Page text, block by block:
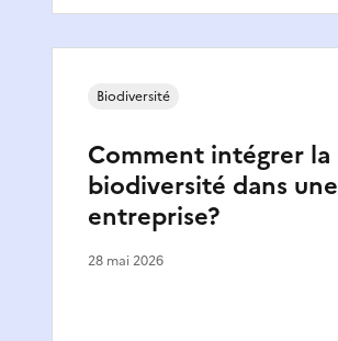
Comment intégrer la
biodiversité dans une
entreprise?
Biodiversité
28 mai 2026